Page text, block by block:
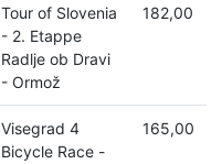
Tour of Slovenia
- 2. Etappe
Radlje ob Dravi
- Ormož
182,00
Visegrad 4
Bicycle Race -
165,00